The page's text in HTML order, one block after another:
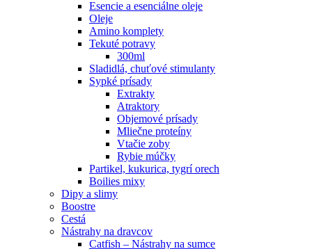
Esencie a esenciálne oleje
Oleje
Amino komplety
Tekuté potravy
300ml
Sladidlá, chuťové stimulanty
Sypké prísady
Extrakty
Atraktory
Objemové prísady
Mliečne proteíny
Vtačie zoby
Rybie múčky
Partikel, kukurica, tygrí orech
Boilies mixy
Dipy a slimy
Boostre
Cestá
Nástrahy na dravcov
Catfish – Nástrahy na sumce